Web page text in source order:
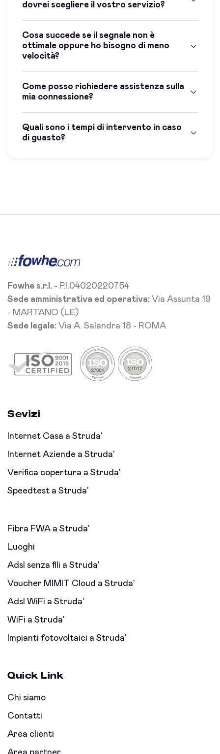
dovrei scegliere il vostro servizio?
Cosa succede se il segnale non è
ottimale oppure ho bisogno di meno
velocità?
Come posso richiedere assistenza sulla
mia connessione?
Quali sono i tempi di intervento in caso
di guasto?
Fowhe s.r.l. - P.I.04020220754
Sede amministrativa ed operativa: Via Assunta 19
- MARTANO (LE)
Sede legale: Via A. Salandra 18 - ROMA
Sevizi
Internet Casa a Struda'
Internet Aziende a Struda'
Verifica copertura a Struda'
Speedtest a Struda'
Fibra FWA a Struda'
Luoghi
Adsl senza fili a Struda'
Voucher MIMIT Cloud a Struda'
Adsl WiFi a Struda'
WiFi a Struda'
Impianti fotovoltaici a Struda'
Quick Link
Chi siamo
Contatti
Area clienti